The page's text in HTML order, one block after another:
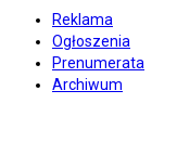
Reklama
Ogłoszenia
Prenumerata
Archiwum